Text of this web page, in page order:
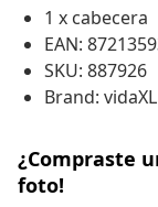
1 x cabecera
EAN:
SKU: 887926
Brand: vidaXL
¿Compraste
foto!